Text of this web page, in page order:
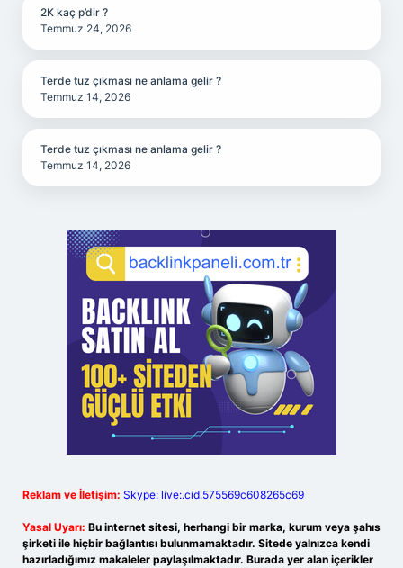
2K kaç p’dir ?
Temmuz 24, 2026
Terde tuz çıkması ne anlama gelir ?
Temmuz 14, 2026
Terde tuz çıkması ne anlama gelir ?
Temmuz 14, 2026
Reklam ve İletişim: Skype: live:.cid.575569c608265c69
Yasal Uyarı: Bu internet sitesi, herhangi bir marka, kurum veya şahıs
şirketi ile hiçbir bağlantısı bulunmamaktadır. Sitede yalnızca kendi
hazırladığımız makaleler paylaşılmaktadır. Burada yer alan içerikler